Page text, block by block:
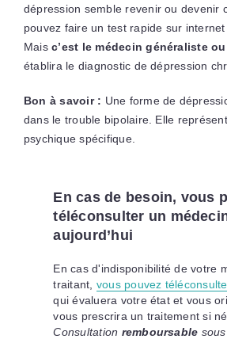
dépression semble revenir ou devenir
pouvez faire un test rapide sur
Maisc’est le médecin généraliste
établira le diagnostic de dépression
Bon à savoir : Une forme de
dans le trouble bipolaire. Elle
psychique spécifique.
En cas de besoin, vous
téléconsulter un
aujourd’hui
En cas d'indisponibilité de votre
traitant, vous pouvez
qui évaluera votre état et vous
vous prescrira un traitement si
Consultation remboursable